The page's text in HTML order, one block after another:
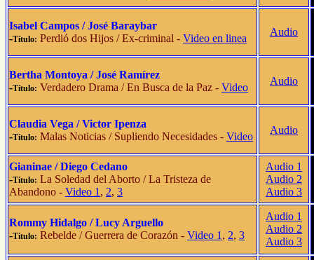
Isabel Campos / José Baraybar
-Título: Perdió dos Hijos / Ex-criminal - Video en linea
Audio
Bertha Montoya /José Ramírez
-Título: Verdadero Drama /En Busca de la Paz - Video
Audio
Claudia Vega / Victor Ipenza
-Título: Malas Noticias / Supliendo Necesidades - Video
Audio
Gianinae / Diego Cedano
-Título: La Soledad del Aborto /La Tristeza de
Abandono - Video 1 , 2, 3
Audio 1
Audio 2
Audio 3
Rommy Hidalgo / Lucy Arguello
-Título: Rebelde /Guerrera de Corazón - Video 1 , 2, 3
Audio 1
Audio 2
Audio 3